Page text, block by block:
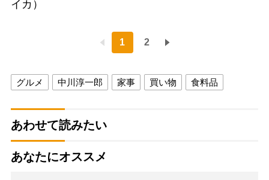
イカ）
1 2
グルメ 中川淳一郎 家事 買い物 食料品
あわせて読みたい
あなたにオススメ